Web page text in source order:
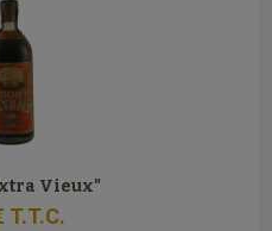
Vieux"
T.T.C.